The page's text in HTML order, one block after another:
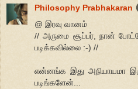
Philosophy Prabhakaran
@ இரவு வானம்
// அருமை சூப்பர், நான்
படிக்கவில்லை :-) //
என்னங்க இது அநியாயமா
படிங்களேன்...